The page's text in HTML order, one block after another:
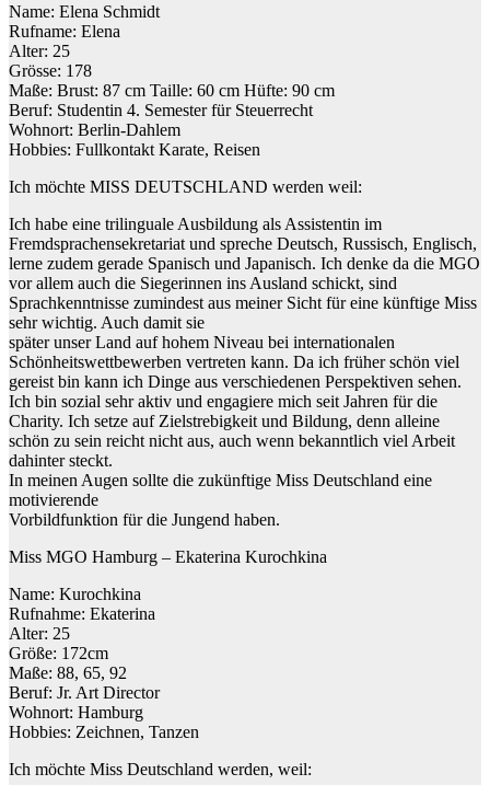
Name: Elena Schmidt
Rufname: Elena
Alter: 25
Grösse: 178
Maße: Brust: 87 cm Taille: 60 cm Hüfte: 90 cm
Beruf: Studentin 4. Semester für Steuerrecht
Wohnort: Berlin-Dahlem
Hobbies: Fullkontakt Karate, Reisen
Ich möchte MISS DEUTSCHLAND werden weil:
Ich habe eine trilinguale Ausbildung als Assistentin im
Fremdsprachensekretariat und spreche Deutsch, Russisch, Englisch,
lerne zudem gerade Spanisch und Japanisch. Ich denke da die MGO
vor allem auch die Siegerinnen ins Ausland schickt, sind
Sprachkenntnisse zumindest aus meiner Sicht für eine künftige Miss
sehr wichtig. Auch damit sie
später unser Land auf hohem Niveau bei internationalen
Schönheitswettbewerben vertreten kann. Da ich früher schön viel
gereist bin kann ich Dinge aus verschiedenen Perspektiven sehen.
Ich bin sozial sehr aktiv und engagiere mich seit Jahren für die
Charity. Ich setze auf Zielstrebigkeit und Bildung, denn alleine
schön zu sein reicht nicht aus, auch wenn bekanntlich viel Arbeit
dahinter steckt.
In meinen Augen sollte die zukünftige Miss Deutschland eine
motivierende
Vorbildfunktion für die Jungend haben.
Miss MGO Hamburg – Ekaterina Kurochkina
Name: Kurochkina
Rufnahme: Ekaterina
Alter: 25
Größe: 172cm
Maße: 88, 65, 92
Beruf: Jr. Art Director
Wohnort: Hamburg
Hobbies: Zeichnen, Tanzen
Ich möchte Miss Deutschland werden, weil: